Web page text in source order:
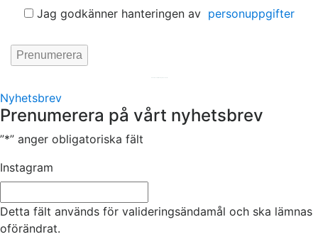
Jag godkänner hanteringen av personuppgifter
Nyhetsbrev
Prenumerera på vårt nyhetsbrev
”*” anger obligatoriska fält
Instagram
Detta fält används för valideringsändamål och ska lämnas
oförändrat.